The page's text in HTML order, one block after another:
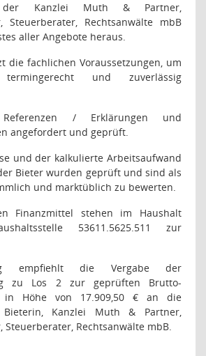
Kanzlei Muth & Partner,
Steuerberater, Rechtsanwälte mbB
aller Angebote heraus.
die fachlichen Voraussetzungen, um
und zuverlässig
Referenzen / Erklärungen und
angefordert und geprüft.
und der kalkulierte Arbeitsaufwand
Bieter wurden geprüft und sind als
und marktüblich zu bewerten.
Finanzmittel stehen im Haushalt
53611.5625.511 zur
empfiehlt die Vergabe der
zu Los 2 zur geprüften Brutto-
in Höhe von 17.909,50 € an die
Bieterin, Kanzlei Muth & Partner,
Rechtsanwälte mbB.